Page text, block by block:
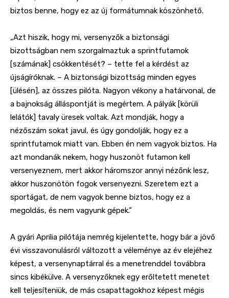
biztos benne, hogy ez az új formátumnak köszönhető.
„Azt hiszik, hogy mi, versenyzők a biztonsági
bizottságban nem szorgalmaztuk a sprintfutamok
[számának] csökkentését? – tette fel a kérdést az
újságíróknak. – A biztonsági bizottság minden egyes
[ülésén], az összes pilóta. Nagyon vékony a határvonal, de
a bajnokság álláspontját is megértem. A pályák [körüli
lelátók] tavaly üresek voltak. Azt mondják, hogy a
nézőszám sokat javul, és úgy gondolják, hogy ez a
sprintfutamok miatt van. Ebben én nem vagyok biztos. Ha
azt mondanák nekem, hogy huszonöt futamon kell
versenyeznem, mert akkor háromszor annyi nézőnk lesz,
akkor huszonötön fogok versenyezni. Szeretem ezt a
sportágat, de nem vagyok benne biztos, hogy ez a
megoldás, és nem vagyunk gépek.”
A gyári Aprilia pilótája nemrég kijelentette, hogy bár a jövő
évi visszavonulásról változott a véleménye az év elejéhez
képest, a versenynaptárral és a menetrenddel továbbra
sincs kibékülve. A versenyzőknek egy erőltetett menetet
kell teljesíteniük, de más csapattagokhoz képest mégis